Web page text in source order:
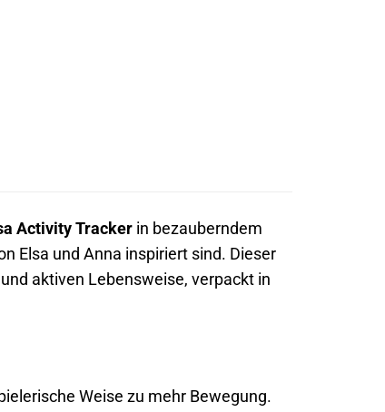
Activity Tracker in bezauberndem
Elsa und Anna inspiriert sind. Dieser
aktiven Lebensweise, verpackt in
Weise zu mehr Bewegung.